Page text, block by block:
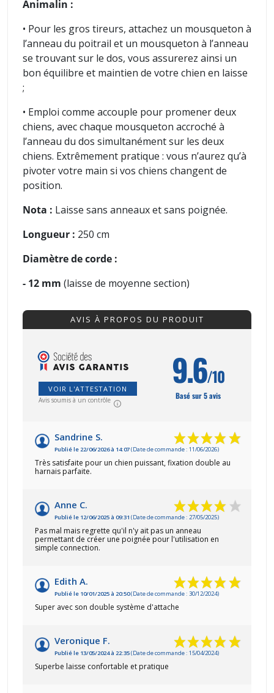
Animalin :
• Pour les gros tireurs, attachez un mousqueton à
l’anneau du poitrail et un mousqueton à l’anneau
se trouvant sur le dos, vous assurerez ainsi un
bon équilibre et maintien de votre chien en laisse
;
• Emploi comme accouple pour promener deux
chiens, avec chaque mousqueton accroché à
l’anneau du dos simultanément sur les deux
chiens. Extrêmement pratique : vous n’aurez qu’à
pivoter votre main si vos chiens changent de
position.
Nota : Laisse sans anneaux et sans poignée.
Longueur : 250 cm
Diamètre de corde :
- 12 mm (laisse de moyenne section)
AVIS À PROPOS DU PRODUIT
VOIR L'ATTESTATION
Avis soumis à un contrôle
9.6/10
Basé sur 5 avis
Sandrine S.
Publié le 22/06/2026 à 14:07(Date de commande : 11/06/2026)
Très satisfaite pour un chien puissant, fixation double au
harnais parfaite.
Anne C.
Publié le 12/06/2025 à 09:31 (Date de commande : 27/05/2025)
Pas mal mais regrette qu'il n'y ait pas un anneau
permettant de créer une poignée pour l'utilisation en
simple connection.
Edith A.
Publié le 10/01/2025 à 20:50(Date de commande : 30/12/2024)
Super avec son double système d'attache
Veronique F.
Publié le 13/05/2024 à 22:35(Date de commande : 15/04/2024)
Superbe laisse confortable et pratique